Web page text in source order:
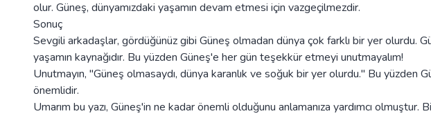
olur. Güneş, dünyamızdaki yaşamın devam etmesi için vazgeçilmezdir.
Sonuç
Sevgili arkadaşlar, gördüğünüz gibi Güneş olmadan dünya çok farklı bir yer olurdu.
yaşamın kaynağıdır. Bu yüzden Güneş'e her gün teşekkür etmeyi unutmayalım!
Unutmayın, "Güneş olmasaydı, dünya karanlık ve soğuk bir yer olurdu." Bu yüzden
önemlidir.
Umarım bu yazı, Güneş'in ne kadar önemli olduğunu anlamanıza yardımcı olmuştur.